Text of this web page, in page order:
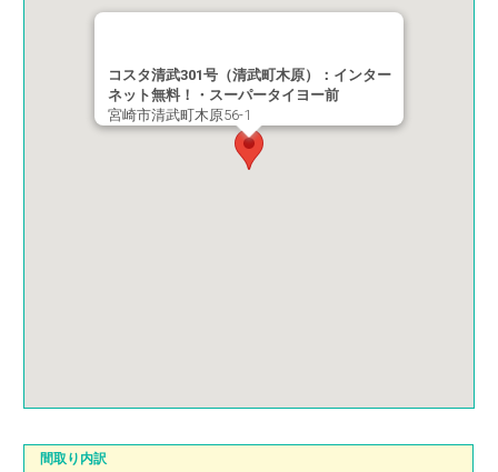
コスタ清武301号（清武町木原）：インター
ネット無料！・スーパータイヨー前
宮崎市清武町木原56-1
間取り内訳